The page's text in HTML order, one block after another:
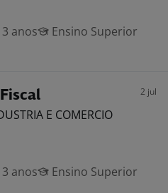
anos
Ensino Superior
2 jul
E COMERCIO
anos
Ensino Superior